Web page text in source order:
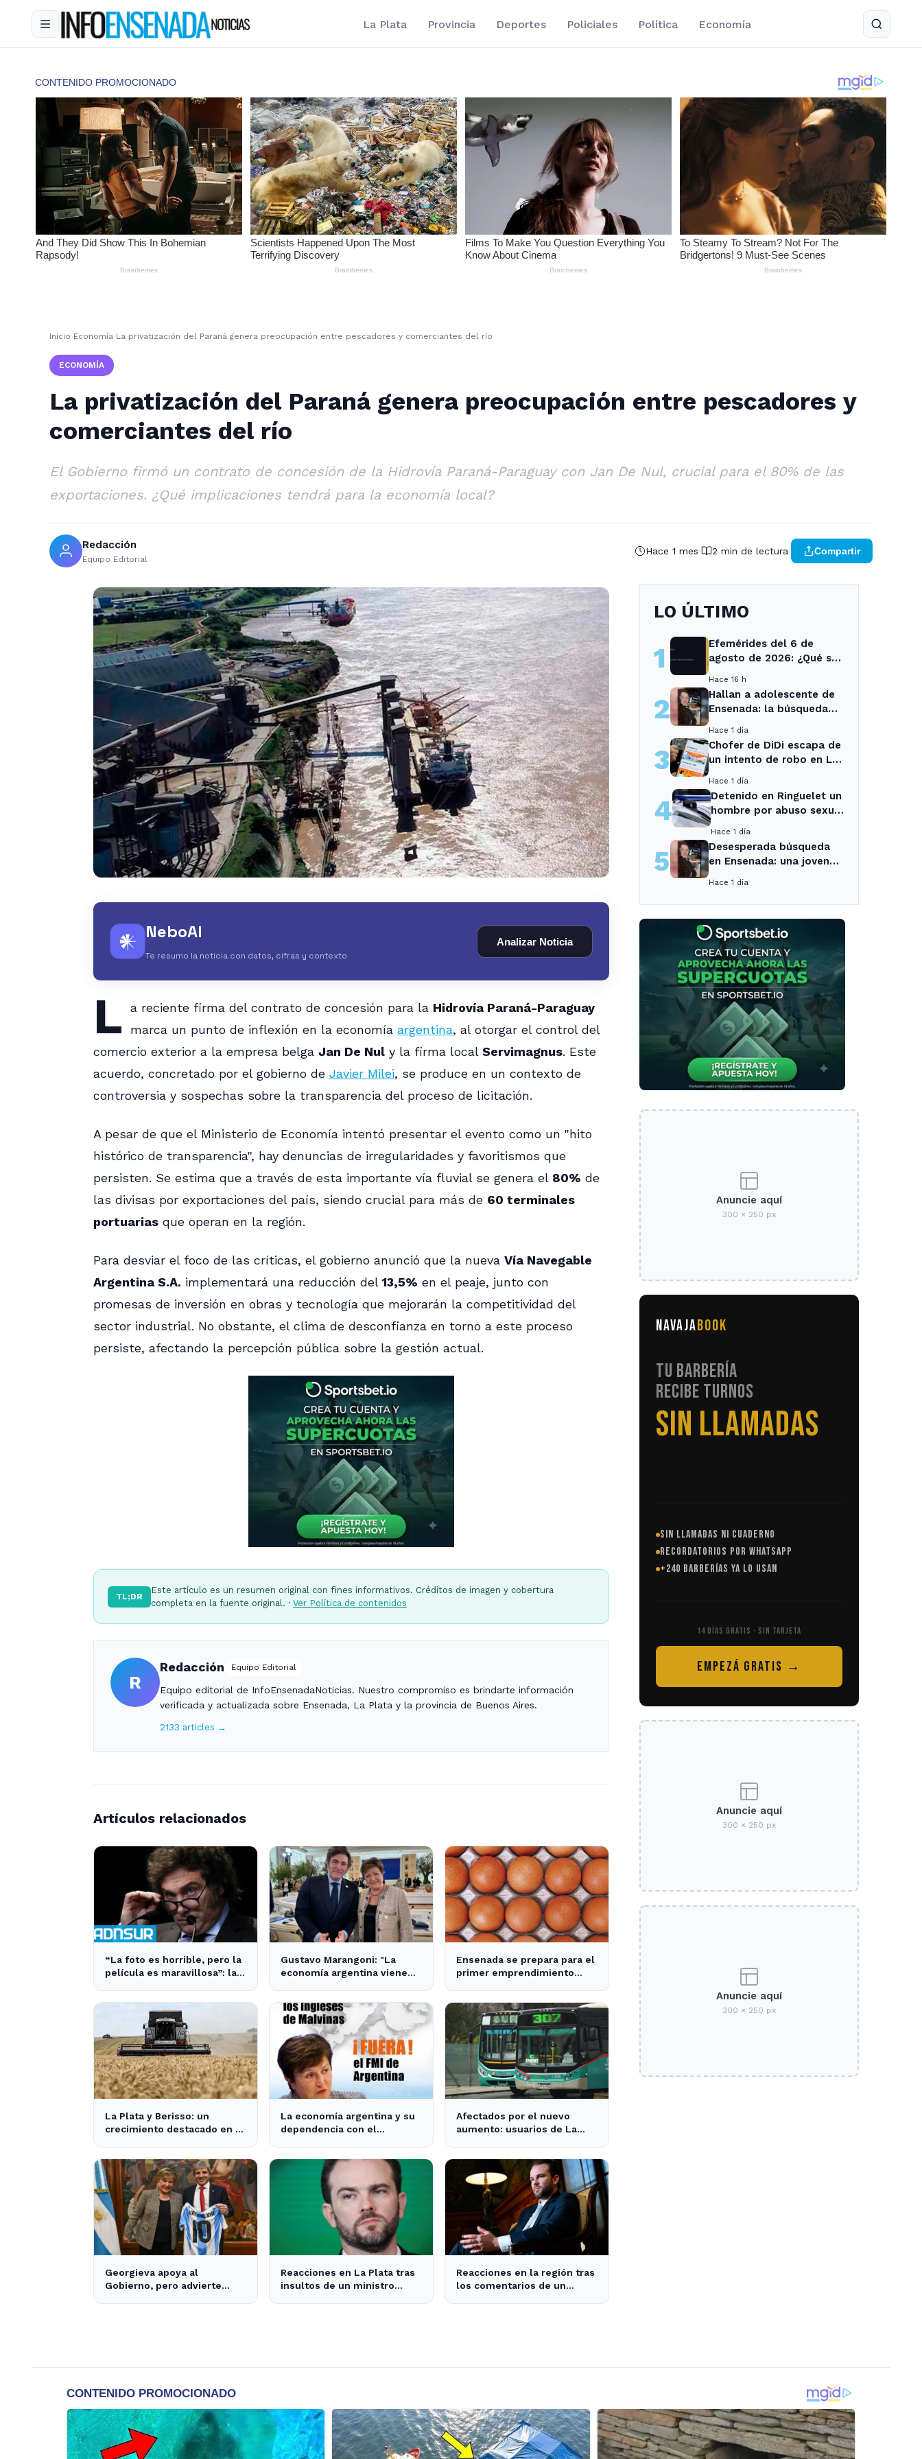
La Plata Provincia Deportes Policiales Política Economía
Inicio ›Economía›La privatización del Paraná genera preocupación entre pescadores y comerciantes del río
ECONOMÍA
La privatización del Paraná genera preocupación entre pescadores y
comerciantes del río
El Gobierno firmó un contrato de concesión de la Hidrovía Paraná-Paraguay con Jan De Nul, crucial para el 80% de las
exportaciones. ¿Qué implicaciones tendrá para la economía local?
Redacción
Equipo Editorial
Hace 1 mes 2 min de lectura Compartir
𒀭 NeboAI
Te resumo la noticia con datos, cifras y contexto
Analizar Noticia
L a reciente firma del contrato de concesión para la Hidrovía Paraná-Paraguay
marca un punto de inflexión en la economía argentina, al otorgar el control del
comercio exterior a la empresa belga Jan De Nul y la firma local Servimagnus. Este
acuerdo, concretado por el gobierno de Javier Milei, se produce en un contexto de
controversia y sospechas sobre la transparencia del proceso de licitación.
A pesar de que el Ministerio de Economía intentó presentar el evento como un "hito
histórico de transparencia", hay denuncias de irregularidades y favoritismos que
persisten. Se estima que a través de esta importante vía fluvial se genera el 80% de
las divisas por exportaciones del país, siendo crucial para más de 60 terminales
portuarias que operan en la región.
Para desviar el foco de las críticas, el gobierno anunció que la nueva Vía Navegable
Argentina S.A. implementará una reducción del 13,5% en el peaje, junto con
promesas de inversión en obras y tecnología que mejorarán la competitividad del
sector industrial. No obstante, el clima de desconfianza en torno a este proceso
persiste, afectando la percepción pública sobre la gestión actual.
TL;DR
Este artículo es un resumen original con fines informativos. Créditos de imagen y cobertura
completa en la fuente original. · Ver Política de contenidos
R
Redacción Equipo Editorial
Equipo editorial de InfoEnsenadaNoticias. Nuestro compromiso es brindarte información
verificada y actualizada sobre Ensenada, La Plata y la provincia de Buenos Aires.
2133 articles →
Artículos relacionados
“La foto es horrible, pero la
película es maravillosa”: la
generó impacto - ADNSUR
Gustavo Marangoni: "La
economía argentina viene
Xuxa" - Radio Continental
Ensenada se prepara para el
primer emprendimiento
La Plata y Berisso: un
crecimiento destacado en la
La economía argentina y su
dependencia con el
Afectados por el nuevo
aumento: usuarios de La
en el transporte público
Georgieva apoya al
Gobierno, pero advierte
Reacciones en La Plata tras
insultos de un ministro
Reacciones en la región tras
los comentarios de un
LO ÚLTIMO
1
Efemérides del 6 de
agosto de 2026: ¿Qué se
Hace 16 h
2
Hallan a adolescente de
Ensenada: la búsqueda
Hace 1 día
3
Chofer de DiDi escapa de
un intento de robo en La
arrestada
Hace 1 día
4
Detenido en Ringuelet un
hombre por abuso sexual
Hace 1 día
5
Desesperada búsqueda
en Ensenada: una joven
Hace 1 día
Anuncie aquí
300 × 250 px
NAVAJABOOK
TU BARBERÍA
RECIBE TURNOS
EN AUTOMÁTICO
SIN LLAMADAS NI CUADERNO
RECORDATORIOS POR WHATSAPP
+240 BARBERÍAS YA LO USAN
14 DÍAS GRATIS · SIN TARJETA
EMPEZÁ GRATIS →
Anuncie aquí
300 × 250 px
Anuncie aquí
300 × 250 px